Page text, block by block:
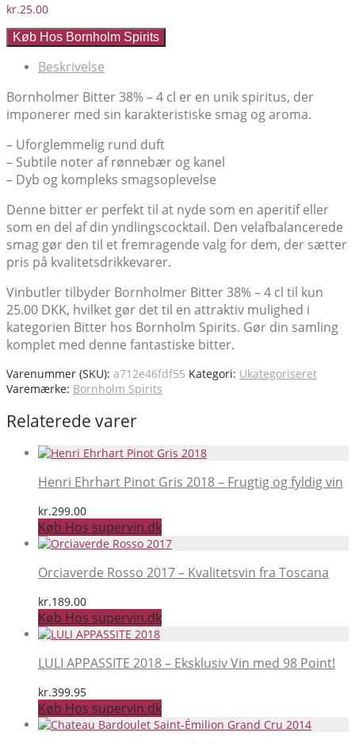
kr.25.00
Køb Hos Bornholm Spirits
Beskrivelse
Bornholmer Bitter 38% – 4 cl er en unik spiritus, der
imponerer med sin karakteristiske smag og aroma.
– Uforglemmelig rund duft
– Subtile noter af rønnebær og kanel
– Dyb og kompleks smagsoplevelse
Denne bitter er perfekt til at nyde som en aperitif eller
som en del af din yndlingscocktail. Den velafbalancerede
smag gør den til et fremragende valg for dem, der sætter
pris på kvalitetsdrikkevarer.
Vinbutler tilbyder Bornholmer Bitter 38% – 4 cl til kun
25.00 DKK, hvilket gør det til en attraktiv mulighed i
kategorien Bitter hos Bornholm Spirits. Gør din samling
komplet med denne fantastiske bitter.
Varenummer (SKU): a712e46fdf55 Kategori: Ukategoriseret
Varemærke: Bornholm Spirits
Relaterede varer
Henri Ehrhart Pinot Gris 2018 – Frugtig og fyldig vin
kr.299.00
Køb Hos supervin.dk
Orciaverde Rosso 2017 – Kvalitetsvin fra Toscana
kr.189.00
Køb Hos supervin.dk
LULI APPASSITE 2018 – Eksklusiv Vin med 98 Point!
kr.399.95
Køb Hos supervin.dk